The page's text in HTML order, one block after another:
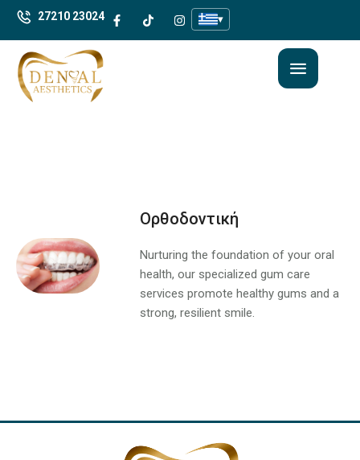
27210 23024 ▾
Ορθοδοντική
Nurturing the foundation of your oral
health, our specialized gum care
services promote healthy gums and a
strong, resilient smile.